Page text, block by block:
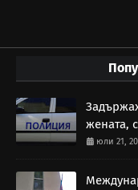
жената,
юли 21,